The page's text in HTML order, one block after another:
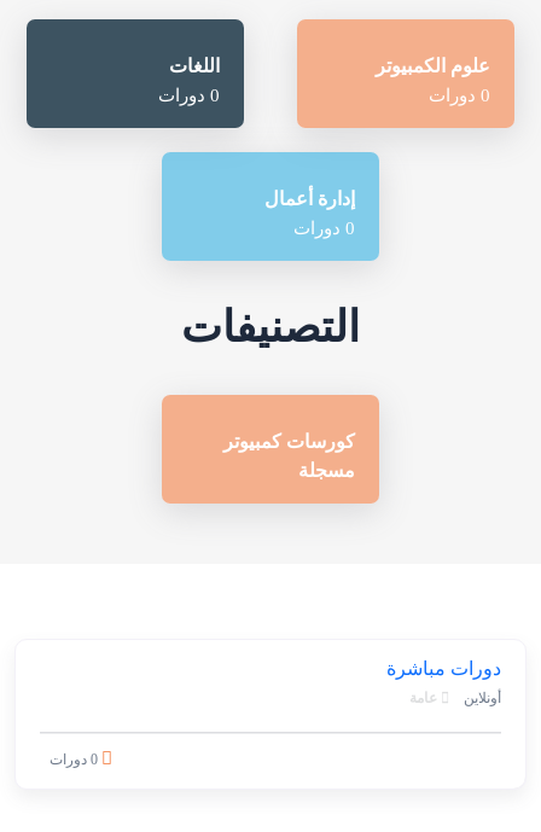
علوم الكمبيوتر
0 دورات
اللغات
0 دورات
إدارة أعمال
0 دورات
التصنيفات
كورسات كمبيوتر
مسجلة
دورات مباشرة
أونلاين عامة